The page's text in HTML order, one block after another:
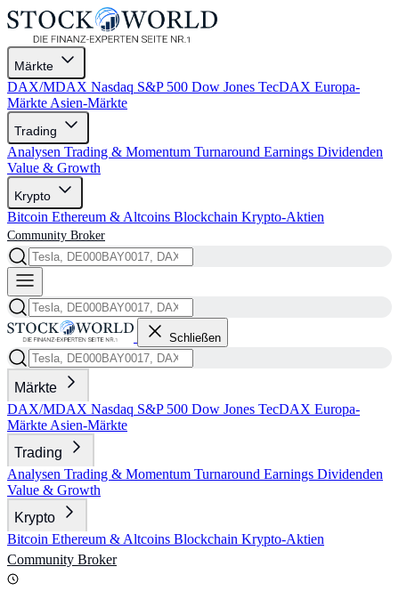
Märkte
DAX/MDAX Nasdaq S&P 500 Dow Jones TecDAX Europa-
Märkte Asien-Märkte
Trading
Analysen Trading & Momentum Turnaround Earnings Dividenden
Value & Growth
Krypto
Bitcoin Ethereum & Altcoins Blockchain Krypto-Aktien
Community Broker
Schließen
Märkte
DAX/MDAX Nasdaq S&P 500 Dow Jones TecDAX Europa-
Märkte Asien-Märkte
Trading
Analysen Trading & Momentum Turnaround Earnings Dividenden
Value & Growth
Krypto
Bitcoin Ethereum & Altcoins Blockchain Krypto-Aktien
Community Broker